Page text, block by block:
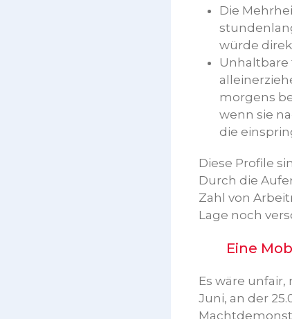
Die
würde
Unhaltbare
morgens
wenn sie
die
Diese Profile
Durch die
Zahl von
Lage noch
Eine
Es wäre
Juni, an der